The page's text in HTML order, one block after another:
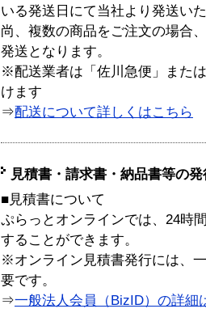
いる発送日にて当社より発送い
尚、複数の商品をご注文の場合
発送となります。
※配送業者は「佐川急便」また
けます
⇒配送について詳しくはこちら
見積書・請求書・納品書等の
■見積書について
ぷらっとオンラインでは、24時
することができます。
※オンライン見積書発行には、
要です。
⇒一般法人会員（BizID）の詳細